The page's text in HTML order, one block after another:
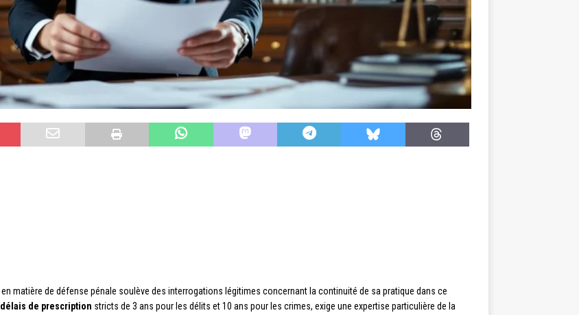
en matière de défense pénale soulève des interrogations légitimes concernant la continuité de sa pratique dans ce
délais de prescription stricts de 3 ans pour les délits et 10 ans pour les crimes, exige une expertise particulière de la